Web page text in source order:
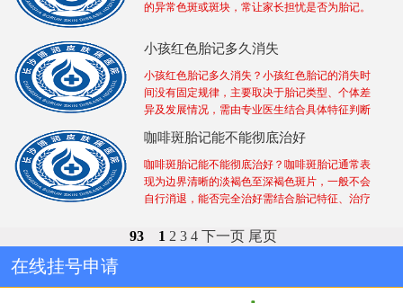
的异常色斑或斑块，常让家长担忧是否为胎记。
小孩红色胎记多久消失
小孩红色胎记多久消失？小孩红色胎记的消失时
间没有固定规律，主要取决于胎记类型、个体差
异及发展情况，需由专业医生结合具体特征判断
咖啡斑胎记能不能彻底治好
咖啡斑胎记能不能彻底治好？咖啡斑胎记通常表
现为边界清晰的淡褐色至深褐色斑片，一般不会
自行消退，能否完全治好需结合胎记特征、治疗
93 1 2 3 4 下一页 尾页
在线挂号申请